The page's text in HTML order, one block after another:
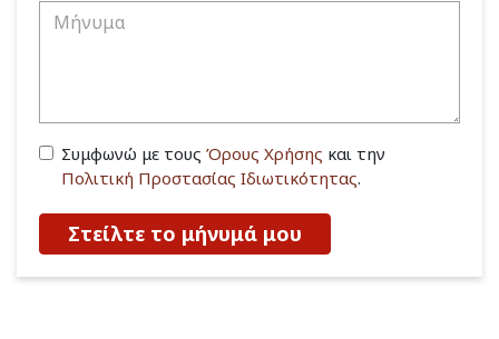
Συμφωνώ με τους Όρους Χρήσης και την
Πολιτική Προστασίας Ιδιωτικότητας.
Στείλτε το μήνυμά μου